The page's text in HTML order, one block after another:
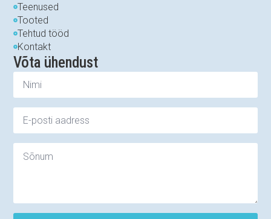
Teenused
Tooted
Tehtud tööd
Kontakt
Võta ühendust